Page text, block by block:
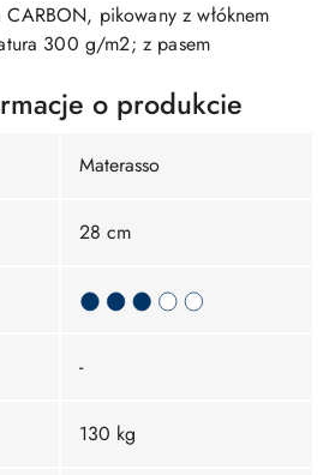
pikowany z włóknem
300 g/m2; z pasem
o produkcie
Materasso
28 cm
-
130 kg